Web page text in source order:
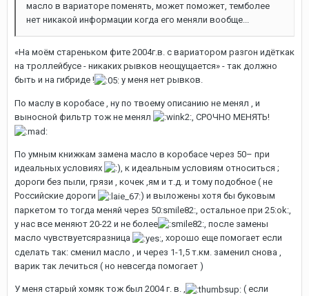
масло в вариаторе поменять, может поможет, темболее
нет никакой информации когда его меняли вообще...
«На моём стареньком фите 2004г.в. с вариатором разгон идёткак
на троллейбусе - никаких рывков неощущается» - так должно
быть и на гибриде !
у меня нет рывков.
По маслу в коробасе , ну по твоему описанию не менял , и
выносной фильтр тож не менял
, СРОЧНО МЕНЯТЬ!
По умным книжкам замена масло в коробасе через 50– при
идеальных условиях
, к идеальным условиям относиться ;
дороги без пыли, грязи , кочек ,ям и т.д. и тому подобное ( не
Российские дороги
) и выложены хотя бы буковым
паркетом то тогда меняй через 50:smile82:, остальное при 25:ok:,
у нас все меняют 20-22 и не более
, после замены
масло чувствуетсяразница
, хорошо еще помогает если
сделать так: сменил масло , и через 1-1,5 т.км. заменил снова ,
варик так лечиться ( но невсегда помогает )
У меня старый хомяк тож был 2004 г. в. ,
( если